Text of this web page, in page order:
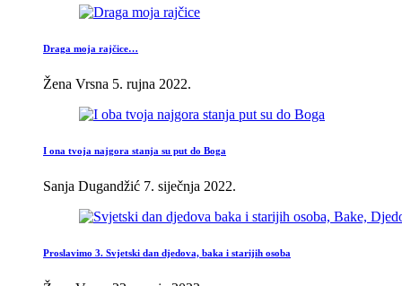
Draga moja rajčice…
Žena Vrsna 5. rujna 2022.
I ona tvoja najgora stanja su put do Boga
Sanja Dugandžić 7. siječnja 2022.
Proslavimo 3. Svjetski dan djedova, baka i starijih osoba